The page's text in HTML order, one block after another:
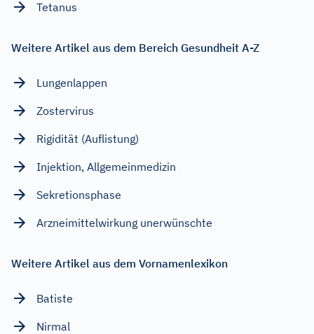
Tetanus
Weitere Artikel aus dem Bereich Gesundheit A-Z
Lungenlappen
Zostervirus
Rigidität (Auflistung)
Injektion, Allgemeinmedizin
Sekretionsphase
Arzneimittelwirkung unerwünschte
Weitere Artikel aus dem Vornamenlexikon
Batiste
Nirmal